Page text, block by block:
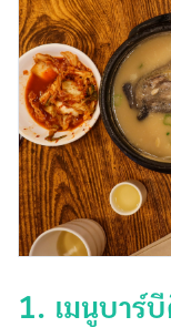
1. เมนูบาร์